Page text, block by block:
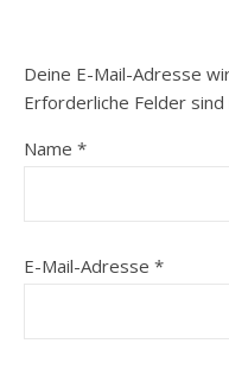
Deine E-Mail-Adresse
Erforderliche Felder
Name *
E-Mail-Adresse *